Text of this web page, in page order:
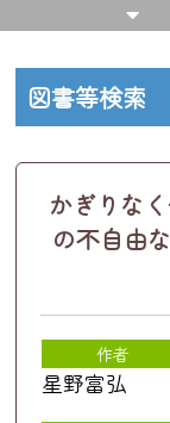
図書等検索
かぎりな
の不自由
作者
星野富弘